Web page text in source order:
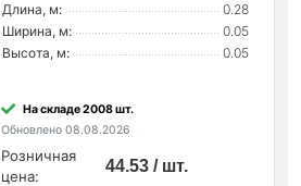
Длина, м:
0.28
Ширина, м:
0.05
Высота, м:
0.05
На складе 2008 шт.
Обновлено 08.08.2026
Розничная
цена:
44.53 / шт.